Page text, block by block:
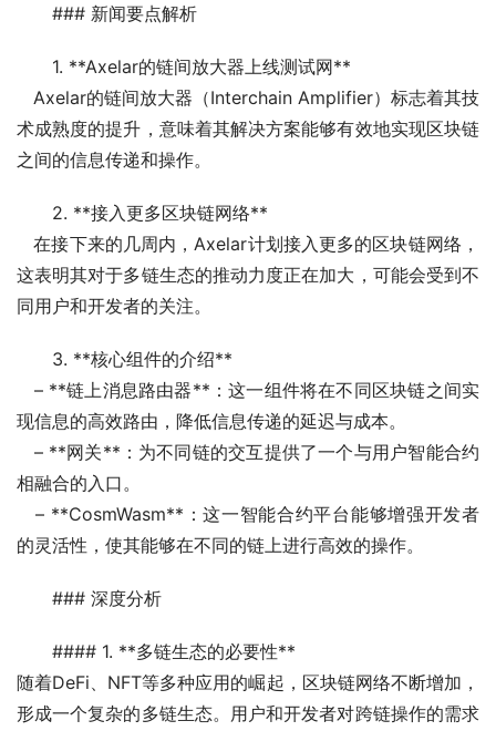
### 新闻要点解析
1. **Axelar的链间放大器上线测试网**
术成熟度的提升，意味着其解决方案能够有效地实现区块链
之间的信息传递和操作。
2. **接入更多区块链网络**
   在接下来的几周内，Axelar计划接入更多的区块链网络，
这表明其对于多链生态的推动力度正在加大，可能会受到不
同用户和开发者的关注。
3. **核心组件的介绍**
现信息的高效路由，降低信息传递的延迟与成本。
相融合的入口。
   – **CosmWasm**：这一智能合约平台能够增强开发者
的灵活性，使其能够在不同的链上进行高效的操作。
### 深度分析
#### 1. **多链生态的必要性**
随着DeFi、NFT等多种应用的崛起，区块链网络不断增加，
形成一个复杂的多链生态。用户和开发者对跨链操作的需求